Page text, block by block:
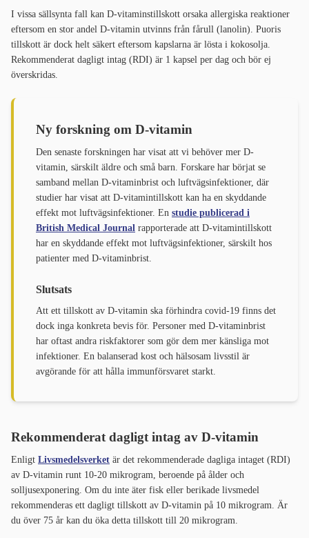
I vissa sällsynta fall kan D-vitaminstillskott orsaka allergiska reaktioner
eftersom en stor andel D-vitamin utvinns från fårull (lanolin). Puoris
tillskott är dock helt säkert eftersom kapslarna är lösta i kokosolja.
Rekommenderat dagligt intag (RDI) är 1 kapsel per dag och bör ej
överskridas.
Ny forskning om D-vitamin
Den senaste forskningen har visat att vi behöver mer D-
vitamin, särskilt äldre och små barn. Forskare har börjat se
samband mellan D-vitaminbrist och luftvägsinfektioner, där
studier har visat att D-vitamintillskott kan ha en skyddande
effekt mot luftvägsinfektioner. En studie publicerad i
British Medical Journal rapporterade att D-vitamintillskott
har en skyddande effekt mot luftvägsinfektioner, särskilt hos
patienter med D-vitaminbrist.
Slutsats
Att ett tillskott av D-vitamin ska förhindra covid-19 finns det
dock inga konkreta bevis för. Personer med D-vitaminbrist
har oftast andra riskfaktorer som gör dem mer känsliga mot
infektioner. En balanserad kost och hälsosam livsstil är
avgörande för att hålla immunförsvaret starkt.
Rekommenderat dagligt intag av D-vitamin
Enligt Livsmedelsverket är det rekommenderade dagliga intaget (RDI)
av D-vitamin runt 10-20 mikrogram, beroende på ålder och
solljusexponering. Om du inte äter fisk eller berikade livsmedel
rekommenderas ett dagligt tillskott av D-vitamin på 10 mikrogram. Är
du över 75 år kan du öka detta tillskott till 20 mikrogram.